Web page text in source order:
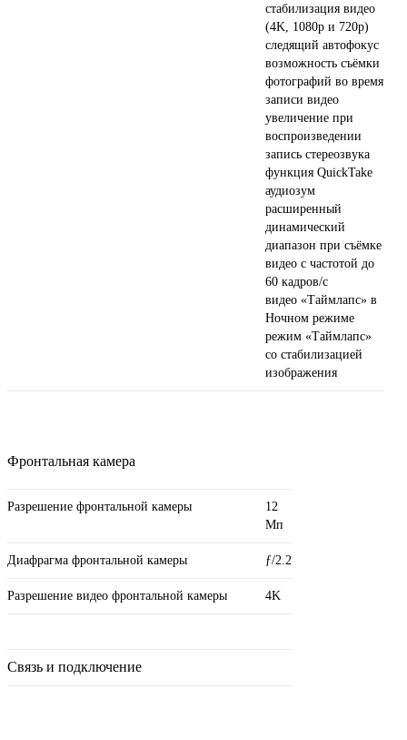
стабилизация видео
(4K, 1080p и 720p)
следящий автофокус
возможность съёмки
фотографий во время
записи видео
увеличение при
воспроизведении
запись стереозвука
функция QuickTake
аудиозум
расширенный
динамический
диапазон при съёмке
видео с частотой до
60 кадров/ с
видео «Таймлапс» в
Ночном режиме
режим «Таймлапс»
со стабилизацией
изображения
Фронтальная камера
Разрешение фронтальной камеры
12
Мп
Диафрагма фронтальной камеры ƒ/2.2
Разрешение видео фронтальной камеры 4K
Связь и подключение